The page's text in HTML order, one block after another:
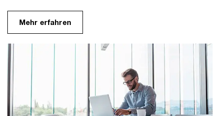
Mehr erfahren